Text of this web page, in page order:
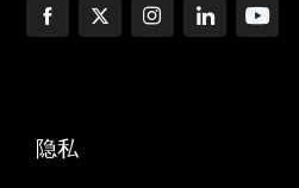
隐私